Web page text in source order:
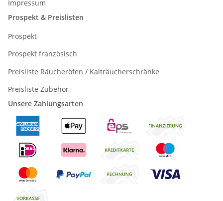
Impressum
Prospekt & Preislisten
Prospekt
Prospekt französisch
Preisliste Räucheröfen / Kalträucherschränke
Preisliste Zubehör
Unsere Zahlungsarten